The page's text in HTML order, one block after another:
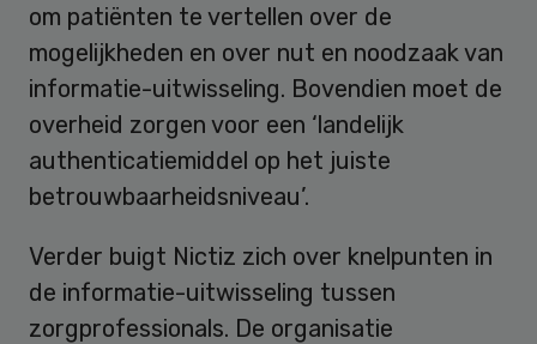
om patiënten te vertellen over de
mogelijkheden en over nut en noodzaak van
informatie-uitwisseling. Bovendien moet de
overheid zorgen voor een ‘landelijk
authenticatiemiddel op het juiste
betrouwbaarheidsniveau’.
Verder buigt Nictiz zich over knelpunten in
de informatie-uitwisseling tussen
zorgprofessionals. De organisatie